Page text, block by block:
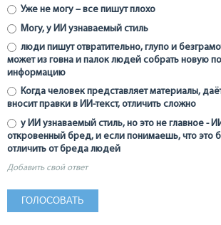
Уже не могу – все пишут плохо
Могу, у ИИ узнаваемый стиль
люди пишут отвратительно, глупо и
может из говна и палок людей собрать новую
информацию
Когда человек представляет материалы,
вносит правки в ИИ-текст, отличить сложно
у ИИ узнаваемый стиль, но это не главное -
откровенный бред, и если понимаешь, что это
отличить от бреда людей
Добавить свой ответ